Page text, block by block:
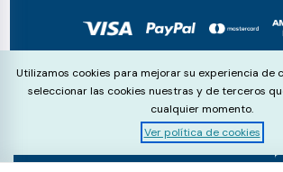
© anphibius, 2026
Pago 100% seguros
Cookie Consent
Utilizamos cookies para mejorar su experiencia de
seleccionar las cookies nuestras y de terceros
cualquier momento.
Ver política de cookies